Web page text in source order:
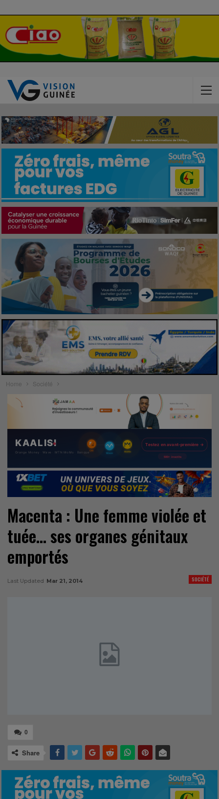
Home Société
Macenta : Une femme violée et
tuée… ses organes génitaux
emportés
SOCIÉTÉ
Last Updated Mar 21, 2014
0
Share